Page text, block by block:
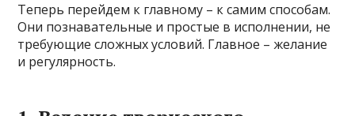
Теперь перейдем к главному – к самим способам.
Они познавательные и простые в исполнении, не
требующие сложных условий. Главное – желание
и регулярность.